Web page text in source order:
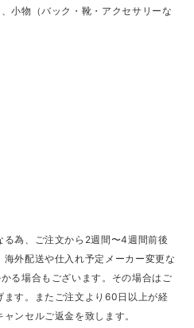
小物（バック・靴・アクセサリーな
為、ご注文から2週間〜4週間前後
外配送や仕入れ予定メーカー変更な
る場合もございます。その場合はご
す。またご注文より60日以上が経
ンセルご返金を致します。